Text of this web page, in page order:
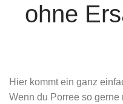
ohne
Hier kommt ein ganz
Wenn du Porree so